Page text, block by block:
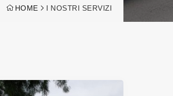
HOME I NOSTRI SERVIZI